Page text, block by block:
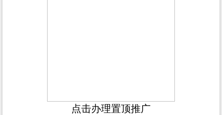
点击办理置顶推广